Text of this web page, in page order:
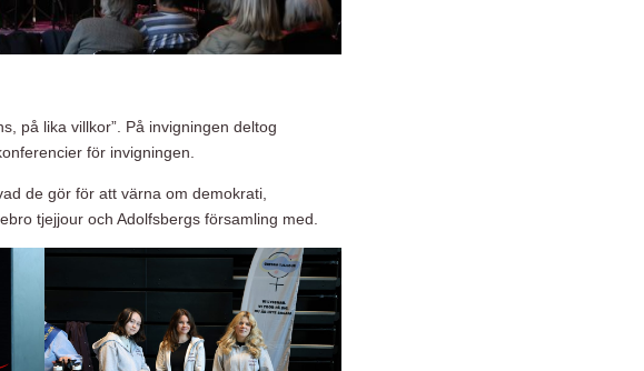
på lika villkor”. På invigningen deltog
för invigningen.
de gör för att värna om demokrati,
tjejjour och Adolfsbergs församling med.